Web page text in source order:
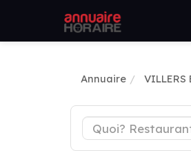
Annuaire VILLERS